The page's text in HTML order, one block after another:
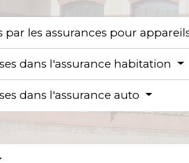
par les assurances pour
dans l'assurance habitation
dans l'assurance auto